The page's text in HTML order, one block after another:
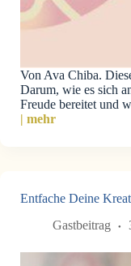
Von Ava Chiba.
Darum, wie es sich
Freude bereitet und
| mehr
Entfache Deine
Gastbeitrag